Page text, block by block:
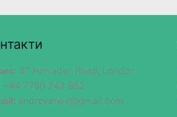
: 37 Harraden Road, London
+44 7780 242 982
andreyenev@gmail.com